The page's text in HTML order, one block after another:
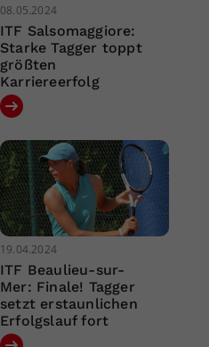
08.05.2024
ITF Salsomaggiore:
Starke Tagger toppt
größten
Karriereerfolg
19.04.2024
ITF Beaulieu-sur-
Mer: Finale! Tagger
setzt erstaunlichen
Erfolgslauf fort